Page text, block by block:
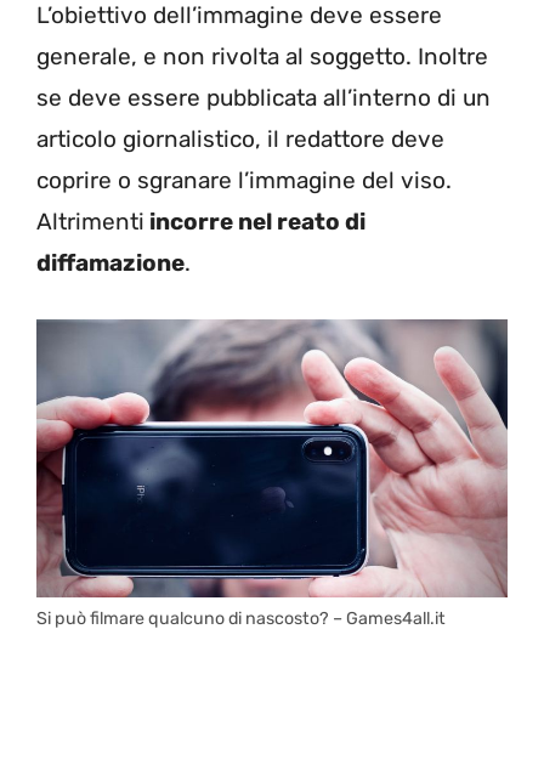
L’obiettivo dell’immagine deve essere
generale, e non rivolta al soggetto. Inoltre
se deve essere pubblicata all’interno di un
articolo giornalistico, il redattore deve
coprire o sgranare l’immagine del viso.
Altrimenti incorre nel reato di
diffamazione.
Si può filmare qualcuno di nascosto? – Games4all.it